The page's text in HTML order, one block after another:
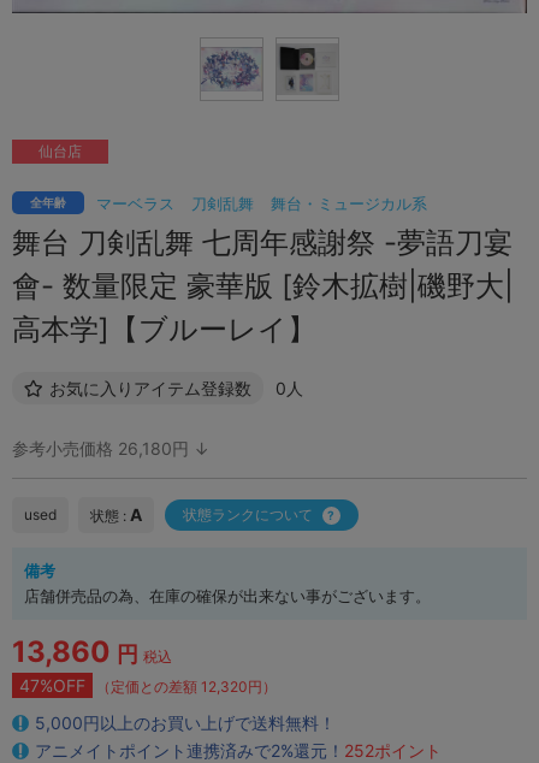
マーベラス 刀剣乱舞 舞台・ミュージカル系
全年齢
舞台 刀剣乱舞 七周年感謝祭 -夢語刀宴
會- 数量限定 豪華版 [鈴木拡樹|磯野大|
高本学]【ブルーレイ】
お気に入りアイテム登録数 0人
仙台店
参考小売価格 26,180円 ↓
used 状態 : A 状態ランクについて
備考
店舗併売品の為、在庫の確保が出来ない事がございます。
13,860 円 税込
47%OFF （定価との差額 12,320円）
5,000円以上のお買い上げで送料無料！
アニメイトポイント連携済みで2%還元！ 252ポイント